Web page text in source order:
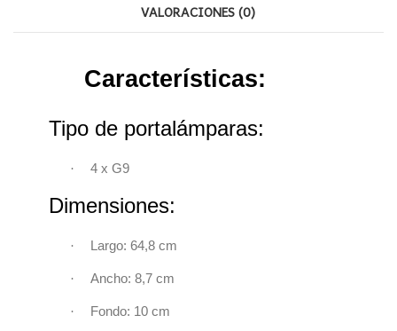
VALORACIONES (0)
Características:
Tipo de portalámparas:
· 4 x G9
Dimensiones:
· Largo: 64,8 cm
· Ancho: 8,7 cm
· Fondo: 10 cm